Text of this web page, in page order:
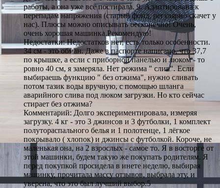
работы, а она уже всё постирала. 9. Адаптирована к
перепадам напряжения (старый фонд, регулярно скачет у
нас). Плюсы можно описывать бесконечно! Очень,
очень хорошая машинка.Рекомендую!
Недостатки: Недостатков нет, есть только особенности.
34 см - это обман. Даже в паспорте написано, что 37,7
по крышке, а если с приборной панелью и люком - то
ровно 40 см, я замеряла. Нет режима " слив". Если
выбираешь функцию " без отжима", нужно сливать
потом тазик воды вручную, с помощью шланга
аварийного слива под люком загрузки. Но кто сейчас
стирает без отжима?
Комментарий: Долго экспериментировала, измеряя
загрузку. 4 кг - это 3 джинсов и 3 футболки, 1 комплект
полутораспального белья и 1 полотенце, 1 лёгкое
покрывало ( хлопок) и джинсы с футболкой. Короче, не
маленькая она, на 2 взрослых - самое то. Я в восторге от
этой машинки, будем такую же покупать родителям. Я
перед покупкой просидела в инете неделю, выбирая
машинку, прочитала массу отзывов, выбрала эту, и
уверена, что это был лучший выбор.5